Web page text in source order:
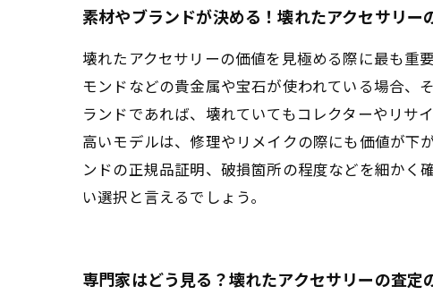
素材やブランドが決める！壊れたアクセサリー
壊れたアクセサリーの価値を見極める際に最も重
モンドなどの貴金属や宝石が使われている場合、
ランドであれば、壊れていてもコレクターやリサ
高いモデルは、修理やリメイクの際にも価値が下
ンドの正規品証明、破損箇所の程度などを細かく
い選択と言えるでしょう。
専門家はどう見る？壊れたアクセサリーの査定